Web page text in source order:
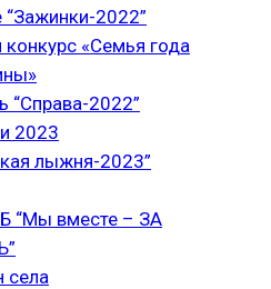
2022”
«Семья года
“Справа-2022”
2023
лыжня-2023”
“Мы вместе – ЗА
села